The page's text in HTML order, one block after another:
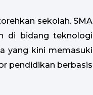
sekolah. SMA
di bidang teknologi
yang kini memasuki
pendidikan berbasis